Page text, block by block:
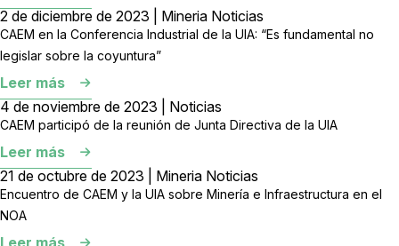
2 de diciembre de 2023 | Mineria Noticias
CAEM en la Conferencia Industrial de la UIA: “Es fundamental no
legislar sobre la coyuntura”
Leer más
4 de noviembre de 2023 | Noticias
CAEM participó de la reunión de Junta Directiva de la UIA
Leer más
21 de octubre de 2023 | Mineria Noticias
Encuentro de CAEM y la UIA sobre Minería e Infraestructura en el
NOA
Leer más